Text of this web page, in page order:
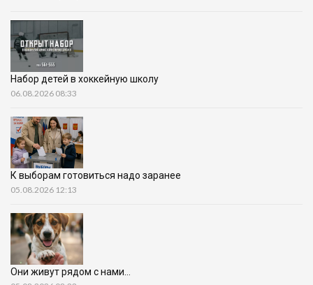
Набор детей в хоккейную школу
06.08.2026 08:33
К выборам готовиться надо заранее
05.08.2026 12:13
Они живут рядом с нами…